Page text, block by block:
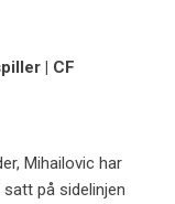
| CF
Mihailovic har
på sidelinjen